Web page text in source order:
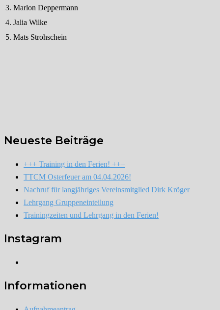
3. Marlon Deppermann
4. Jalia Wilke
5. Mats Strohschein
Neueste Beiträge
+++ Training in den Ferien! +++
TTCM Osterfeuer am 04.04.2026!
Nachruf für langjähriges Vereinsmitglied Dirk Kröger
Lehrgang Gruppeneinteilung
Trainingzeiten und Lehrgang in den Ferien!
Instagram
Informationen